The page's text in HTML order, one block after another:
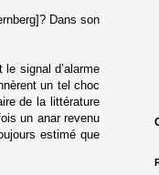
Dans son
signal d’alarme
un tel choc
de la littérature
un anar revenu
estimé que